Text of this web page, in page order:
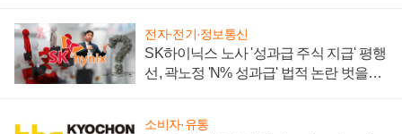
전자·전기·정보통신
SK하이닉스 노사 '성과급 주식 지급' 평행
선, 곽노정 'N% 성과급' 법적 논란 벗을지
소비자·유통